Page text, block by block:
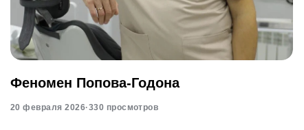
Феномен Попова-Годона
20 февраля 2026·330 просмотров